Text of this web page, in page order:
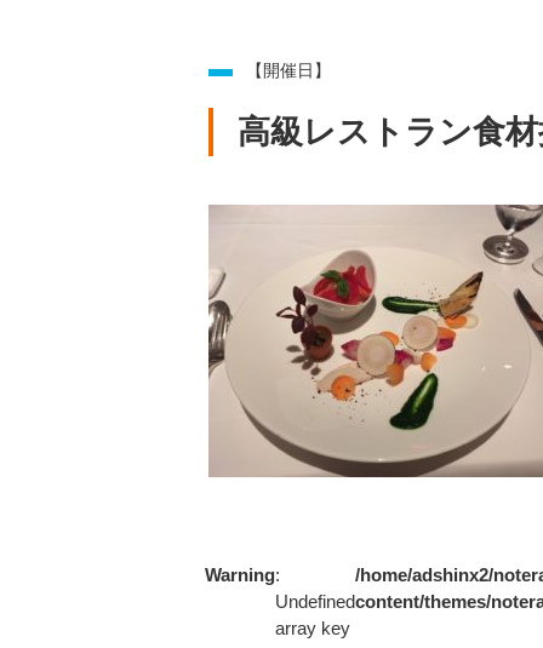
【開催日】
高級レストラン食
Warning:
Undefined
array key
/home/adshinx2/
content/themes/